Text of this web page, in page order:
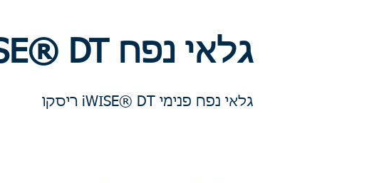
גלאי נפח iWISE® DT
גלאי נפח פנימי iWISE® DT ריסקו